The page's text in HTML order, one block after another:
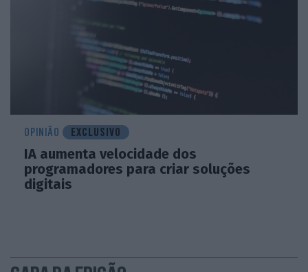
OPINIÃO EXCLUSIVO
IA aumenta velocidade dos
programadores para criar soluções
digitais